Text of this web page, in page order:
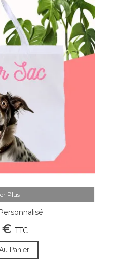
Plus
€ TTC
Panier